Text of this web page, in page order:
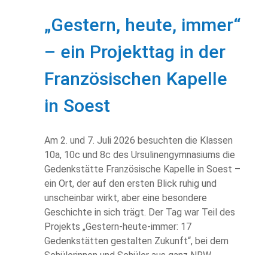
„Gestern, heute, immer“
– ein Projekttag in der
Französischen Kapelle
in Soest
Am 2. und 7. Juli 2026 besuchten die Klassen
10a, 10c und 8c des Ursulinengymnasiums die
Gedenkstätte Französische Kapelle in Soest –
ein Ort, der auf den ersten Blick ruhig und
unscheinbar wirkt, aber eine besondere
Geschichte in sich trägt. Der Tag war Teil des
Projekts „Gestern-heute-immer: 17
Gedenkstätten gestalten Zukunft“, bei dem